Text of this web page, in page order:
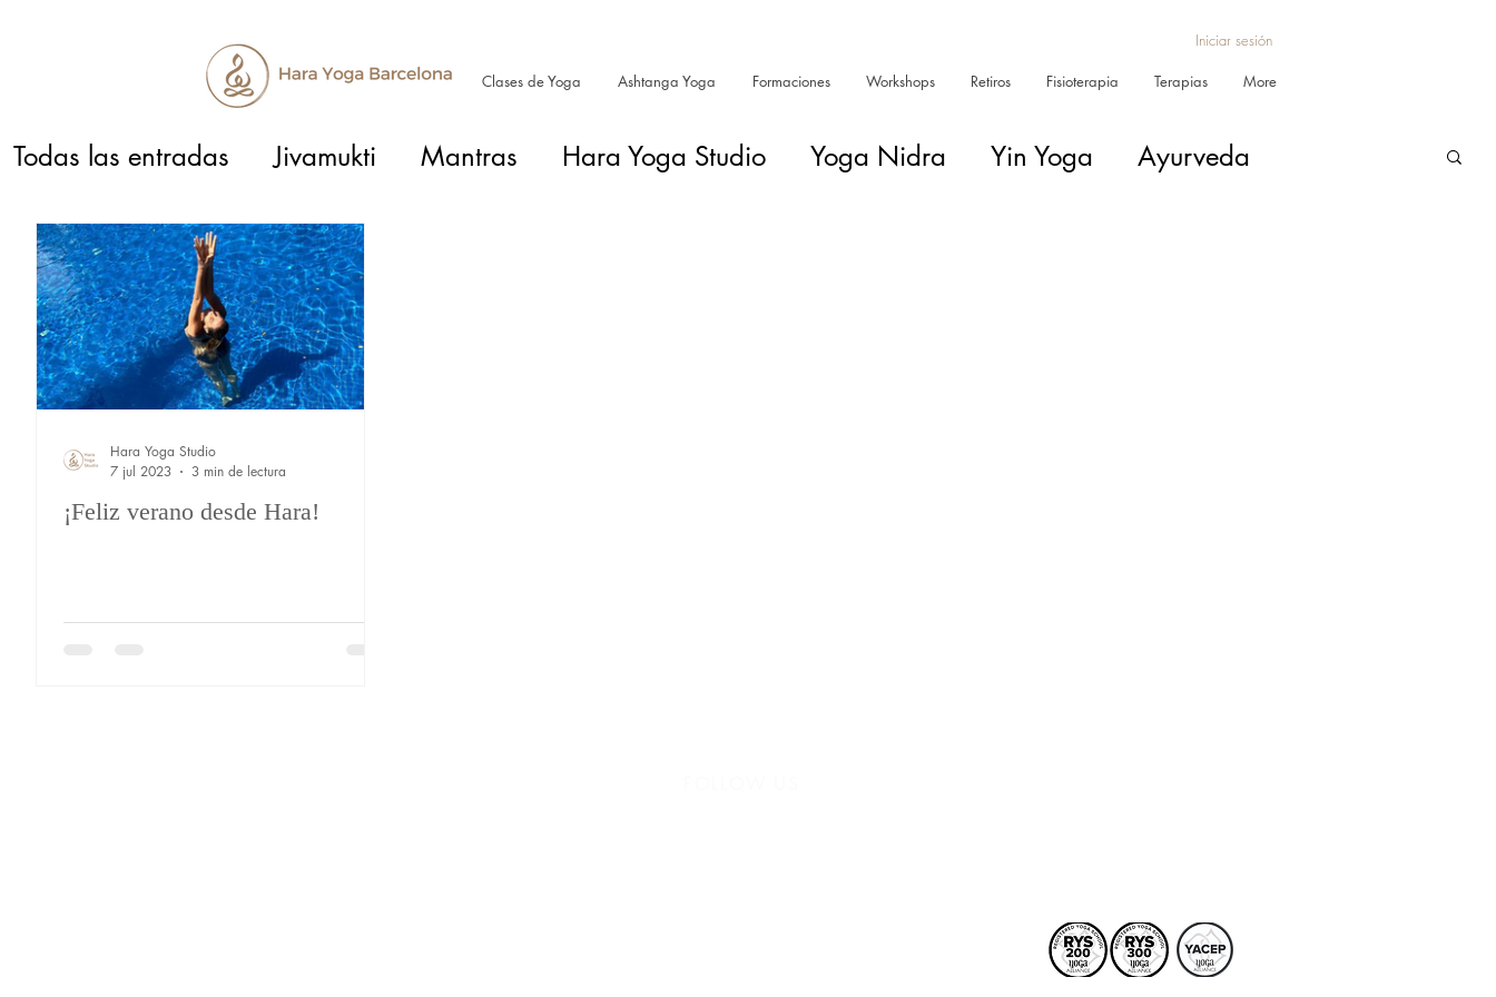
Iniciar sesión
Clases de Yoga Ashtanga Yoga Formaciones Workshops Retiros Fisioterapia Terapias More
Todas las entradas Jivamukti Mantras Hara Yoga Studio Yoga Nidra Yin Yoga Ayurveda
¡Feliz verano desde Hara!
Hara Yoga Studio
7 jul 2023
3 min de lectura